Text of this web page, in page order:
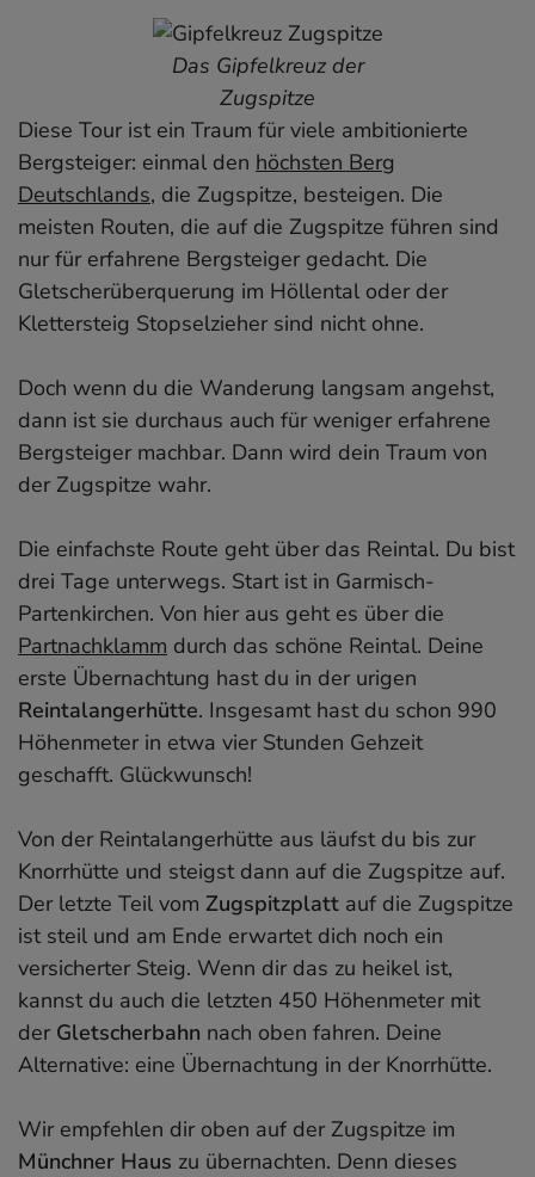
4. Chiemgauer Hüttentour
5. Heilbronner Höhenweg
6. Drei-Tages-Tour Allgäuer Alpen
7. Ammergauer Alpen
8. Vorkarwendel Hüttentour
9. Vom Walchensee zum Tegernsee
10. Gottesackertour
Wanderführer für Deutschland und Europa
Das Gipfelkreuz der
Zugspitze
Diese Tour ist ein Traum für viele ambitionierte
Bergsteiger: einmal den höchsten Berg
Deutschlands, die Zugspitze, besteigen. Die
meisten Routen, die auf die Zugspitze führen sind
nur für erfahrene Bergsteiger gedacht. Die
Gletscherüberquerung im Höllental oder der
Klettersteig Stopselzieher sind nicht ohne.
Doch wenn du die Wanderung langsam angehst,
dann ist sie durchaus auch für weniger erfahrene
Bergsteiger machbar. Dann wird dein Traum von
der Zugspitze wahr.
Die einfachste Route geht über das Reintal. Du bist
drei Tage unterwegs. Start ist in Garmisch-
Partenkirchen. Von hier aus geht es über die
Partnachklamm durch das schöne Reintal. Deine
erste Übernachtung hast du in der urigen
Reintalangerhütte. Insgesamt hast du schon 990
Höhenmeter in etwa vier Stunden Gehzeit
geschafft. Glückwunsch!
Von der Reintalangerhütte aus läufst du bis zur
Knorrhütte und steigst dann auf die Zugspitze auf.
Der letzte Teil vom Zugspitzplatt auf die Zugspitze
ist steil und am Ende erwartet dich noch ein
versicherter Steig. Wenn dir das zu heikel ist,
kannst du auch die letzten 450 Höhenmeter mit
der Gletscherbahn nach oben fahren. Deine
Alternative: eine Übernachtung in der Knorrhütte.
Wir empfehlen dir oben auf der Zugspitze im
Münchner Haus zu übernachten. Denn dieses